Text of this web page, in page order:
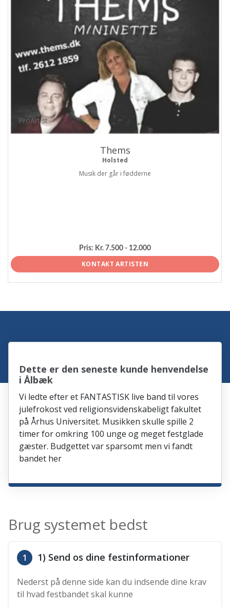
ProArtist
Thems
Holsted
Musik der går i fødderne
Pris: Kr. 7.500 - 12.000
KONTAKT ARTISTEN
Dette er den seneste kunde henvendelse
i Ålbæk
Vi ledte efter et FANTASTISK live band til vores
julefrokost ved religionsvidenskabeligt fakultet
på Århus Universitet. Musikken skulle spille 2
timer for omkring 100 unge og meget festglade
gæster. Budgettet var sparsomt men vi fandt
bandet her
Brug systemet bedst
1 1) Send os dine festinformationer
Nederst på denne side kan du indsende dine krav
til hvad festbandet skal kunne